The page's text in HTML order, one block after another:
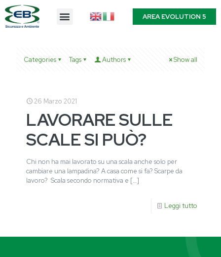
AREA EVOLUTION 5
Categories Tags Authors Show all
26 Marzo 2021
LAVORARE SULLE
SCALE SI PUÒ?
Chi non ha mai lavorato su una scala anche solo per
cambiare una lampadina? A casa come si fa? Scarpe da
lavoro? Scala secondo normativa e […]
Leggi tutto